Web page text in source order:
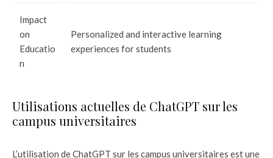
Impact
on
Educatio
n
Personalized and interactive learning
experiences for students
Utilisations actuelles de ChatGPT sur les
campus universitaires
L’utilisation de ChatGPT sur les campus universitaires est une